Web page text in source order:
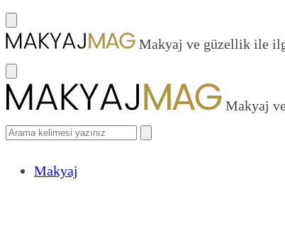
Makyaj ve güzellik ile
Makyaj
Makyaj